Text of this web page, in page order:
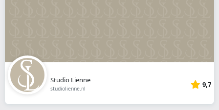
Studio Lienne
studiolienne.nl 9,7